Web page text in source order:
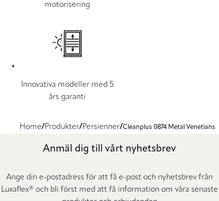
motorisering
Innovativa modeller med 5
års garanti
Home Produkter Persienner Cleanplus 0874 Metal Venetians
Anmäl dig till vårt nyhetsbrev
Ange din e-postadress för att få e-post och nyhetsbrev från
Luxaflex® och bli först med att få information om våra senaste